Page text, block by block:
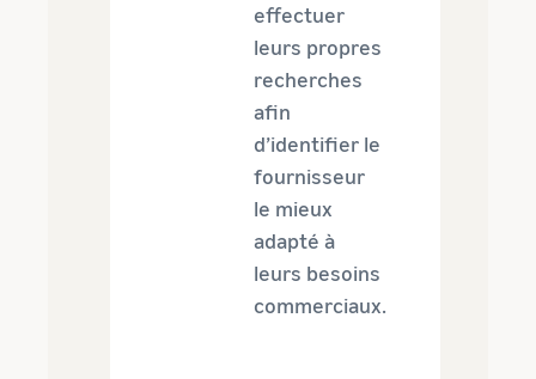
effectuer
leurs propres
recherches
afin
d’identifier le
fournisseur
le mieux
adapté à
leurs besoins
commerciaux.